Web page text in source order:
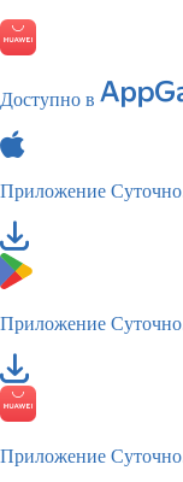
Доступно в
Приложение
Приложение
Приложение